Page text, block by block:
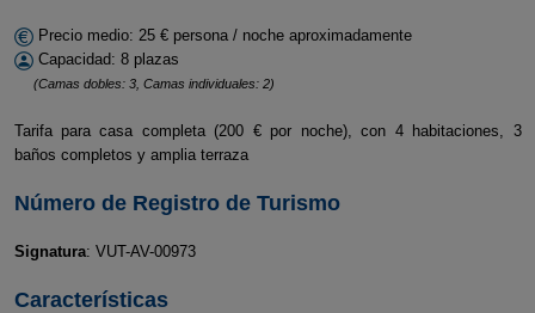
Precio medio: 25 € persona / noche aproximadamente
Capacidad: 8 plazas
(Camas dobles: 3, Camas individuales: 2)
Tarifa para casa completa (200 € por noche), con 4 habitaciones, 3
baños completos y amplia terraza
Número de Registro de Turismo
Signatura: VUT-AV-00973
Características